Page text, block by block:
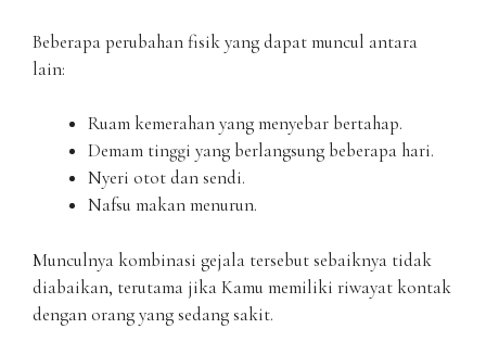
Beberapa perubahan fisik yang dapat muncul antara
lain:
Ruam kemerahan yang menyebar bertahap.
Demam tinggi yang berlangsung beberapa hari.
Nyeri otot dan sendi.
Nafsu makan menurun.
Munculnya kombinasi gejala tersebut sebaiknya tidak
diabaikan, terutama jika Kamu memiliki riwayat kontak
dengan orang yang sedang sakit.